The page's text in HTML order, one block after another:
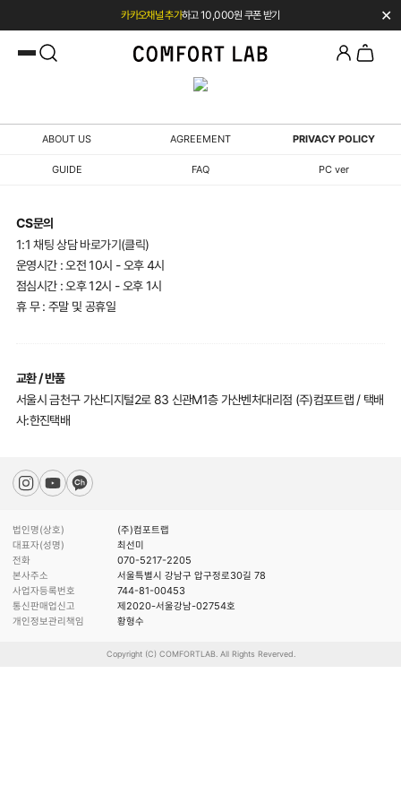
카카오채널 추가하고 10,000원 쿠폰 받기
첫 구매 시 베스트셀러 50% 즉시 할인
✕
ABOUT US AGREEMENT PRIVACY POLICY
GUIDE FAQ PC ver
CS문의
1:1 채팅 상담 바로가기(클릭)
운영시간 : 오전 10시 - 오후 4시
점심시간 : 오후 12시 - 오후 1시
휴 무 : 주말 및 공휴일
교환 / 반품
서울시 금천구 가산디지털2로 83 신관M1층 가산벤처대리점 (주)컴포트랩 / 택배
사:한진택배
법인명(상호)
(주)컴포트랩
대표자(성명)
최선미
전화
070-5217-2205
본사주소
서울특별시 강남구 압구정로30길 78
사업자등록번호
744-81-00453
통신판매업신고
제2020-서울강남-02754호
개인정보관리책임
황형수
Copyright (C) COMFORTLAB. All Rights Reverved.